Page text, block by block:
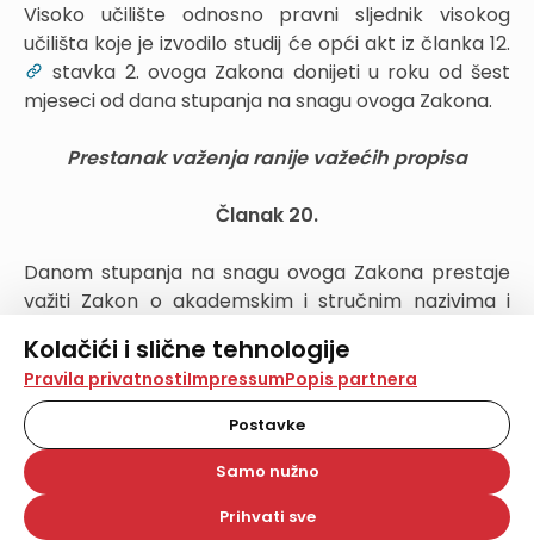
Kolačići i slične tehnologije
Na našoj web stranici koristimo kolačiće i slične
tehnologije za pohranu, čitanje i obradu informacija na
vašem uređaju. Time poboljšavamo korisničko iskustvo,
analiziramo promet na stranici te prikazujemo sadržaje i
oglase koji vas zanimaju. Korisnički profili mogu se kreirati
na više web stranica i uređaja u tu svrhu. Naši partneri
također koriste ove tehnologije.
Odabirom opcije „Samo nužno“ prihvaćate samo one
Pravila privatnostiImpressumPopis partnera
Postavke
Samo nužno
Prihvati sve
Visoko učilište odnosno pravni sljednik visokog
učilišta koje je izvodilo studij će opći akt iz članka 12.
stavka 2. ovoga Zakona donijeti u roku od šest
mjeseci od dana stupanja na snagu ovoga Zakona.
Prestanak važenja ranije važećih propisa
Članak 20.
Danom stupanja na snagu ovoga Zakona prestaje
važiti Zakon o akademskim i stručnim nazivima i
107/07. i 118/12.).
Stupanje na snagu
Članak 21.
Ovaj Zakon stupa na snagu osmoga dana od dana